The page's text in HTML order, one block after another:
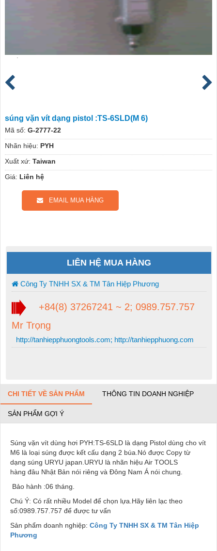
súng vặn vít dạng pistol :TS-6SLD(M 6)
Mã số: G-2777-22
Nhãn hiệu: PYH
Xuất xứ: Taiwan
Giá: Liên hệ
EMAIL MUA HÀNG
LIÊN HỆ MUA HÀNG
Công Ty TNHH SX & TM Tân Hiệp Phương
+84(8) 37267241 ~ 2; 0989.757.757
Mr Trọng
http://tanhiepphuongtools.com; http://tanhiepphuong.com
CHI TIẾT VỀ SẢN PHẨM THÔNG TIN DOANH NGHIỆP
SẢN PHẨM GỢI Ý
Súng vặn vít dùng hơi PYH:TS-6SLD là dạng Pistol dùng cho vít
M6 là loại súng được kết cấu dạng 2 búa.Nó được Copy từ
dạng súng URYU japan.URYU là nhãn hiệu Air TOOLS
hàng đâu Nhật Bản nói riêng và Đông Nam Á nói chung.
Bảo hành :06 tháng.
Chú Ý: Có rất nhiều Model để chọn lựa.Hãy liên lạc theo
số:0989.757.757 để được tư vấn
Sản phẩm doanh nghiệp: Công Ty TNHH SX & TM Tân Hiệp
Phương